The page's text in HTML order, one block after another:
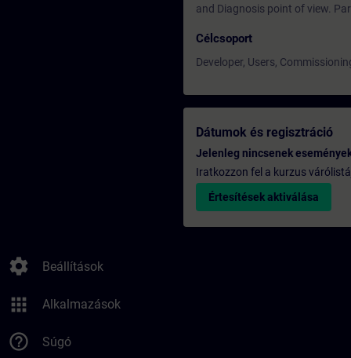
settings Beállítások
apps Alkalmazások
help_outline Súgó
and Diagnosis point of view.
Célcsoport
Developer, Users,
Dátumok és regisztráció
Jelenleg nincsenek
Iratkozzon fel a kurzus
Értesítések aktiválása